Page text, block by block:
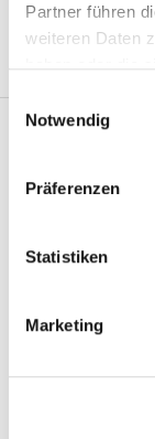
Partner führen
weiteren Daten
Einwilligungsauswahl
Notwendig
Präferenzen
Statistiken
Marketing
Hersteller